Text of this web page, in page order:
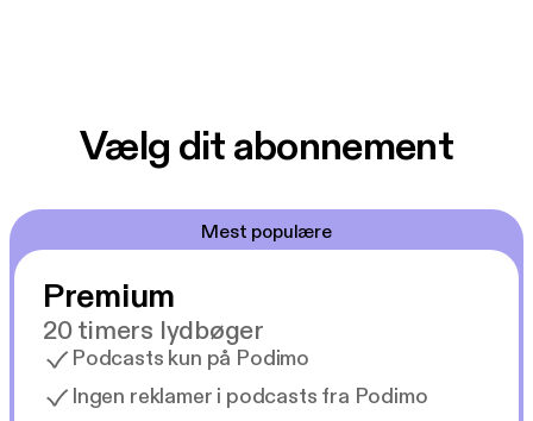
Vælg dit abonnement
Mest populære
Premium
20 timers lydbøger
Podcasts kun på Podimo
Ingen reklamer i podcasts fra Podimo